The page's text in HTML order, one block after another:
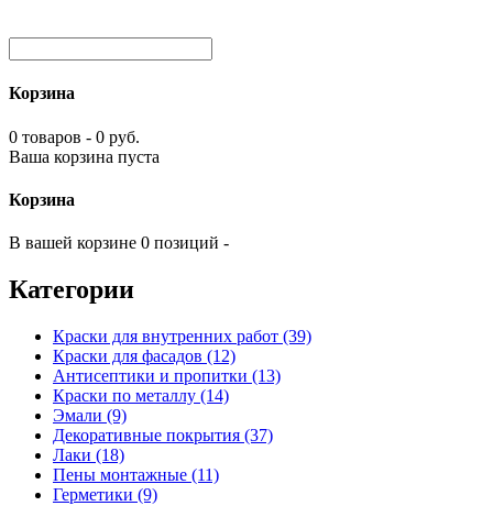
Корзина
0 товаров - 0 руб.
Ваша корзина пуста
Корзина
В вашей корзине 0 позиций -
Категории
Краски для внутренних работ (39)
Краски для фасадов (12)
Антисептики и пропитки (13)
Краски по металлу (14)
Эмали (9)
Декоративные покрытия (37)
Лаки (18)
Пены монтажные (11)
Герметики (9)